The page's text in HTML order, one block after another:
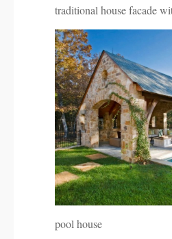
traditional house facade
pool house